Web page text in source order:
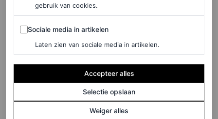
gebruik van cookies.
Sociale media in artikelen
Sociale media in artikelen
Laten zien van sociale media in artikelen.
Accepteer alles
Selectie opslaan
Weiger alles